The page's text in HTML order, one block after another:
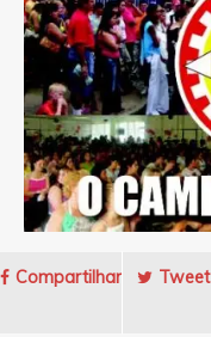
Compartilhar Tweet